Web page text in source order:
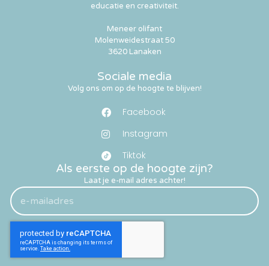
Als eerste op de hoogte zijn?
Laat je e-mail adres achter!
Sociale media
Volg ons om op de hoogte te blijven!
Facebook
Instagram
Tiktok
educatie en creativiteit.
Meneer olifant
Molenweidestraat 50
3620 Lanaken